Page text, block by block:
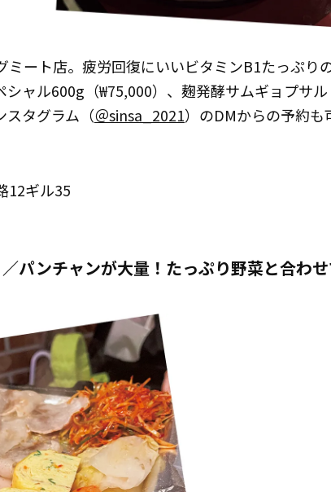
ート店。疲労回復にいいビタミンB1たっぷり
ャル600g（₩75,000）、麹発酵サムギョプサル
スタグラム（＠sinsa_2021）のDMからの予約も
12ギル35
パンチャンが大量！たっぷり野菜と合わ